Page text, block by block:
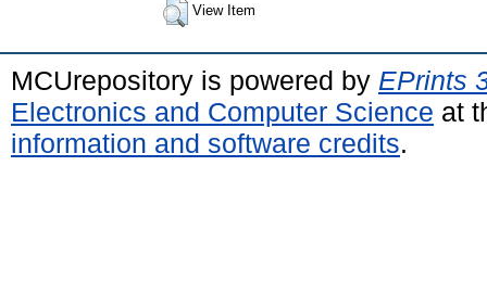
View Item
MCUrepository is powered by EPrints
Electronics and Computer Science at
information and software credits.